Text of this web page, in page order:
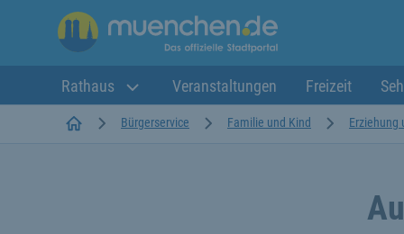
Rathaus Veranstaltungen Freizeit
StartseiteBürgerservice Familie und Kind Erziehung